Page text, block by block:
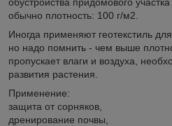
обычно плотность: 100 г/м2.
Иногда применяют геотекстиль
но надо помнить - чем выше
пропускает влаги и воздуха,
развития растения.
Применение:
защита от сорняков,
дренирование почвы,